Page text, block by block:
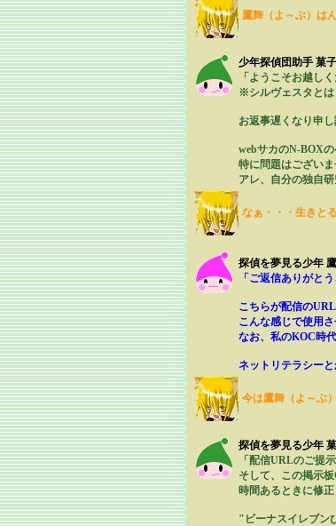
鷹舞（よ～ぶ）は
少年探偵団助手 菓
「ようこそお越し
※シルヴェスタとは
お返事遅くなり申
webサカのN-BOX
特に問題はございま
アレ、自分の独自
なぁ・・・生きと
探偵を夢見る少年
「ご返信ありがとう
こちらが配信のURL
こんな感じで使用さ
なお、私のKOC時
ネットリテラシー
今は鷹舞（よ～ぶ
探偵を夢見る少年
「配信URLのご提
そして、この掲示
時間あるときに修
"ビーナスイレブン